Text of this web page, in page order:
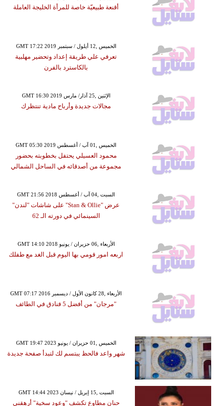
أقنعة طبيعيّة خاصة للمرأة الخليجة العاملة
GMT 17:22 2019 الخميس ,12 أيلول / سبتمبر
تعرفي علي طريقة إعداد وتحضير مهلبية
بالكاسترد بالفرن
GMT 16:30 2019 الإثنين ,25 آذار/ مارس
مجالات جديدة وأرباح مادية تنتظرك
GMT 05:30 2019 الخميس ,01 آب / أغسطس
محمود العسيلي يحتفل بخطوبته بحضور
مجموعة من أصدقائه في الساحل الشمالي
GMT 21:56 2018 السبت ,04 آب / أغسطس
عرض "Stan & Ollie" على شاشات "لندن"
السينمائي في دورته الـ 62
GMT 14:10 2018 الأربعاء ,06 حزيران / يونيو
اربعه امور قومي بها اليوم قبل الغد مع طفلك
GMT 07:17 2016 الأربعاء ,28 كانون الأول / ديسمبر
"مرجان" من أفضل 5 فنادق في الطائف
GMT 19:47 2023 الخميس ,01 حزيران / يونيو
شهر واعد فالحظ يبتسم لك لتبدأ صفحة جديدة
GMT 14:44 2023 السبت ,15 إبريل / نيسان
حنان مطاوع تكشف "وعود سخية" أرهقني